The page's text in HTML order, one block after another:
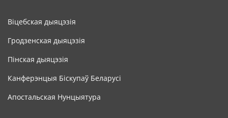
Віцебская дыяцэзія
Гродзенская дыяцэзія
Пінская дыяцэзія
Канферэнцыя Біскупаў Беларусі
Апостальская Нунцыятура